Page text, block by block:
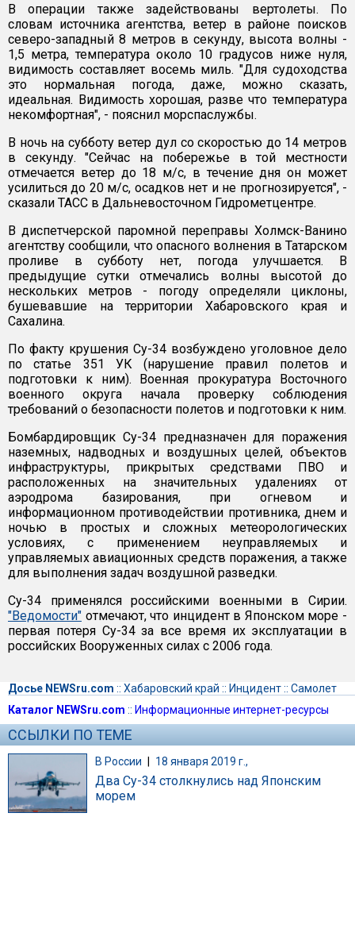
В операции также задействованы вертолеты. По
словам источника агентства, ветер в районе поисков
северо-западный 8 метров в секунду, высота волны -
1,5 метра, температура около 10 градусов ниже нуля,
видимость составляет восемь миль. "Для судоходства
это нормальная погода, даже, можно сказать,
идеальная. Видимость хорошая, разве что температура
некомфортная", - пояснил морспаслужбы.
В ночь на субботу ветер дул со скоростью до 14 метров
в секунду. "Сейчас на побережье в той местности
отмечается ветер до 18 м/с, в течение дня он может
усилиться до 20 м/с, осадков нет и не прогнозируется", -
сказали ТАСС в Дальневосточном Гидрометцентре.
В диспетчерской паромной переправы Холмск-Ванино
агентству сообщили, что опасного волнения в Татарском
проливе в субботу нет, погода улучшается. В
предыдущие сутки отмечались волны высотой до
нескольких метров - погоду определяли циклоны,
бушевавшие на территории Хабаровского края и
Сахалина.
По факту крушения Су-34 возбуждено уголовное дело
по статье 351 УК (нарушение правил полетов и
подготовки к ним). Военная прокуратура Восточного
военного округа начала проверку соблюдения
требований о безопасности полетов и подготовки к ним.
Бомбардировщик Су-34 предназначен для поражения
наземных, надводных и воздушных целей, объектов
инфраструктуры, прикрытых средствами ПВО и
расположенных на значительных удалениях от
аэродрома базирования, при огневом и
информационном противодействии противника, днем и
ночью в простых и сложных метеорологических
условиях, с применением неуправляемых и
управляемых авиационных средств поражения, а также
для выполнения задач воздушной разведки.
Су-34 применялся российскими военными в Сирии.
"Ведомости" отмечают, что инцидент в Японском море -
первая потеря Су-34 за все время их эксплуатации в
российских Вооруженных силах с 2006 года.
Досье NEWSru.com :: Хабаровский край :: Инцидент:: Самолет
Каталог NEWSru.com :: Информационные интернет-ресурсы
ССЫЛКИ ПО ТЕМЕ
В России | 18 января 2019 г.,
Два Су-34 столкнулись над Японским
морем